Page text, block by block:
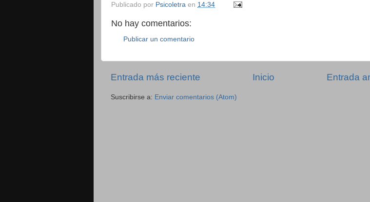
Publicado por Psicoletra en 14:34
No hay comentarios:
Publicar un comentario
Entrada más reciente Entrada
Inicio
Suscribirse a: Enviar comentarios (Atom)